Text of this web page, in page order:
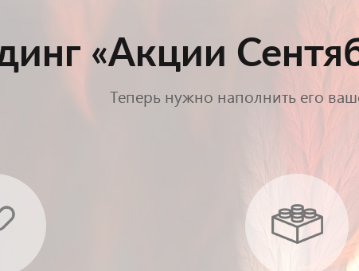
«Акции
Теперь нужно наполнить его